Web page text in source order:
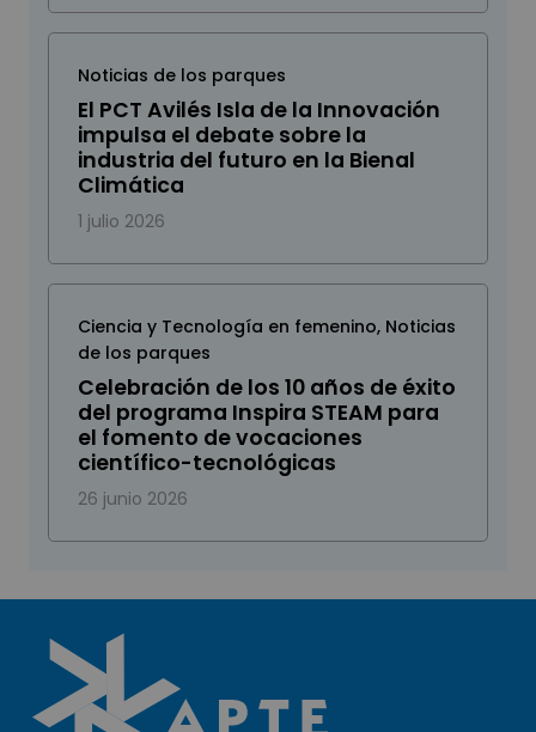
Noticias de los parques
El PCT Avilés Isla de la Innovación
impulsa el debate sobre la
industria del futuro en la Bienal
Climática
1 julio 2026
Ciencia y Tecnología en femenino, Noticias
de los parques
Celebración de los 10 años de éxito
del programa Inspira STEAM para
el fomento de vocaciones
científico-tecnológicas
26 junio 2026